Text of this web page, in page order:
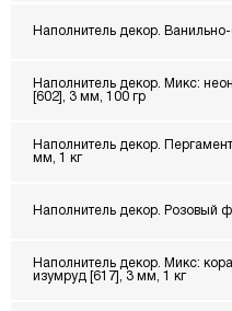
Наполнитель декор.
Наполнитель декор. Микс:
[602], 3 мм, 100 гр
Наполнитель декор.
мм, 1 кг
Наполнитель декор. Розовый
Наполнитель декор. Микс:
изумруд [617], 3 мм, 1 кг